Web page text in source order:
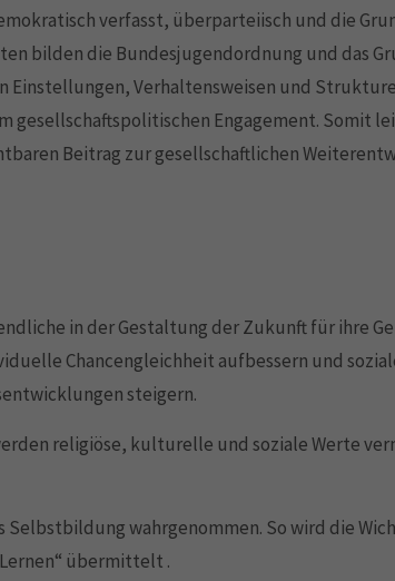
verfasst, überparteiisch und die
bilden die Bundesjugendordnung und das
Einstellungen, Verhaltensweisen und
gesellschaftspolitischen Engagement. Somit
Beitrag zur gesellschaftlichen
in der Gestaltung der Zukunft für ihre
Chancengleichheit aufbessern und
steigern.
religiöse, kulturelle und soziale Werte
Selbstbildung wahrgenommen. So wird die
übermittelt .